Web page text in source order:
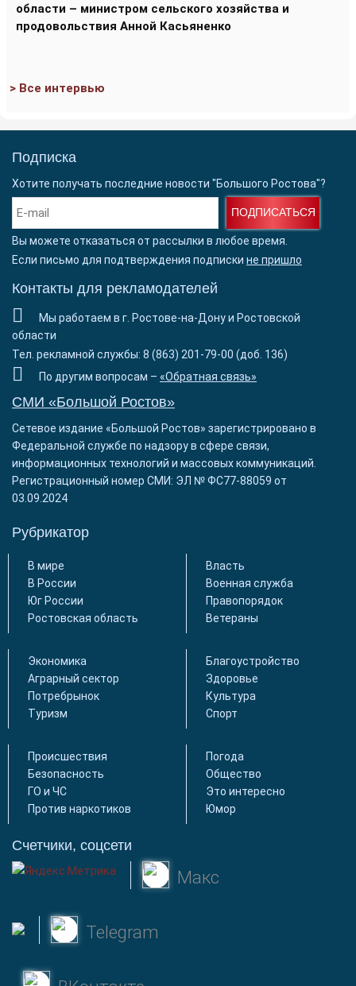
области – министром сельского хозяйства и
продовольствия Анной Касьяненко
> Все интервью
Подписка
Хотите получать последние новости "Большого Ростова"?
ПОДПИСАТЬСЯ
Вы можете отказаться от рассылки в любое время.
Если письмо для подтверждения подписки не пришло
Контакты для рекламодателей
Мы работаем в г. Ростове-на-Дону и Ростовской
области
Тел. рекламной службы: 8 (863) 201-79-00 (доб. 136)
По другим вопросам – «Обратная связь»
СМИ «Большой Ростов»
Сетевое издание «Большой Ростов» зарегистрировано в
Федеральной службе по надзору в сфере связи,
информационных технологий и массовых коммуникаций.
Регистрационный номер СМИ: ЭЛ № ФС77-88059 от
03.09.2024
Рубрикатор
В мире
В России
Юг России
Ростовская область
Власть
Военная служба
Правопорядок
Ветераны
Экономика
Аграрный сектор
Потребрынок
Туризм
Благоустройство
Здоровье
Культура
Спорт
Происшествия
Безопасность
ГО и ЧС
Против наркотиков
Погода
Общество
Это интересно
Юмор
Счетчики, соцсети
Макс
Telegram